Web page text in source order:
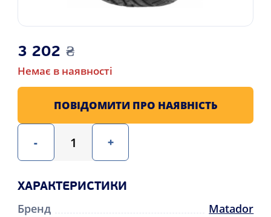
3 202 ₴
Немає в наявності
- +
ПОВІДОМИТИ ПРО НАЯВНІСТЬ
ХАРАКТЕРИСТИКИ
Бренд
Matador